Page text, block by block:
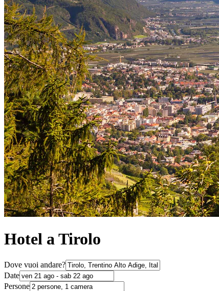
Hotel a Tirolo
Dove vuoi andare?
Date
Persone